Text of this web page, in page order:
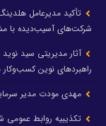
تأکید مدیرعامل
شرکت‌های آسیب‌دیده با
آثار مدیریتی سید
راهبردهای نوین
مهدی مودت مدیر
تکذیبیه روابط عمومی